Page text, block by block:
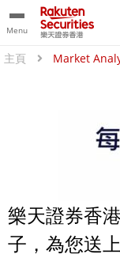
Menu
主頁 Market
樂天證券香
子，為您送